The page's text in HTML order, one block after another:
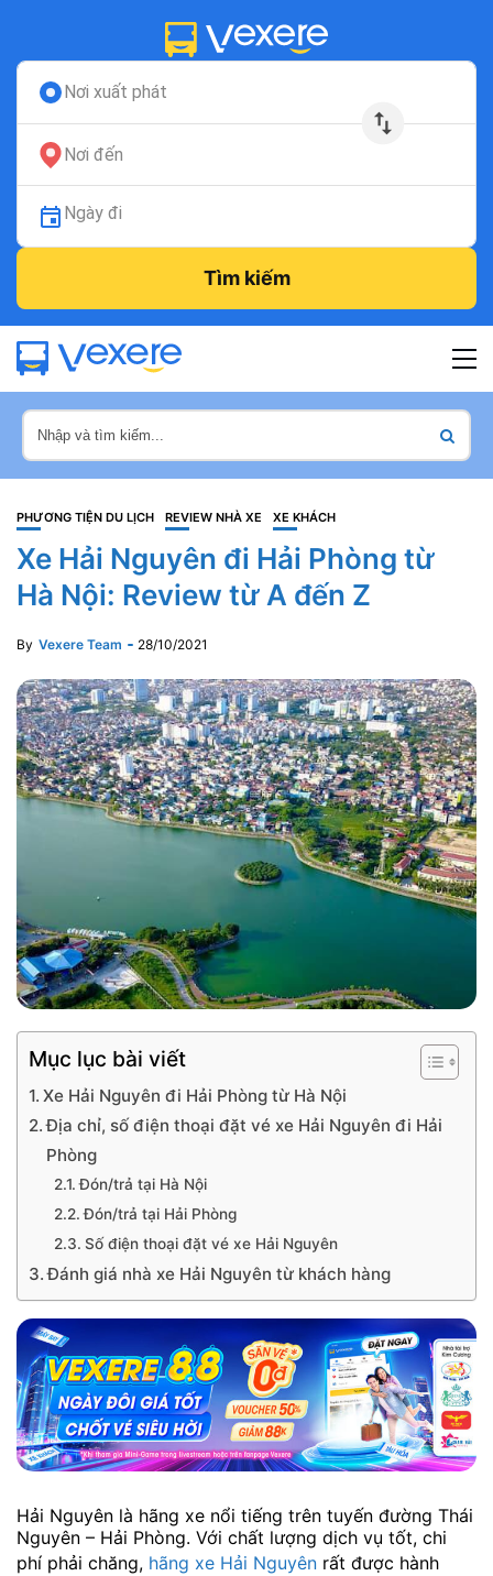
Nơi xuất phát
Nơi đến
Ngày đi
Tìm kiếm
PHƯƠNG TIỆN DU LỊCH REVIEW NHÀ XE XE KHÁCH
Xe Hải Nguyên đi Hải Phòng từ
Hà Nội: Review từ A đến Z
By Vexere Team 28/10/2021
Mục lục bài viết
Xe Hải Nguyên đi Hải Phòng từ Hà Nội
Địa chỉ, số điện thoại đặt vé xe Hải Nguyên đi Hải
Phòng
Đón/trả tại Hà Nội
Đón/trả tại Hải Phòng
Số điện thoại đặt vé xe Hải Nguyên
Đánh giá nhà xe Hải Nguyên từ khách hàng
Hải Nguyên là hãng xe nổi tiếng trên tuyến đường Thái
Nguyên – Hải Phòng. Với chất lượng dịch vụ tốt, chi
phí phải chăng, hãng xe Hải Nguyên rất được hành